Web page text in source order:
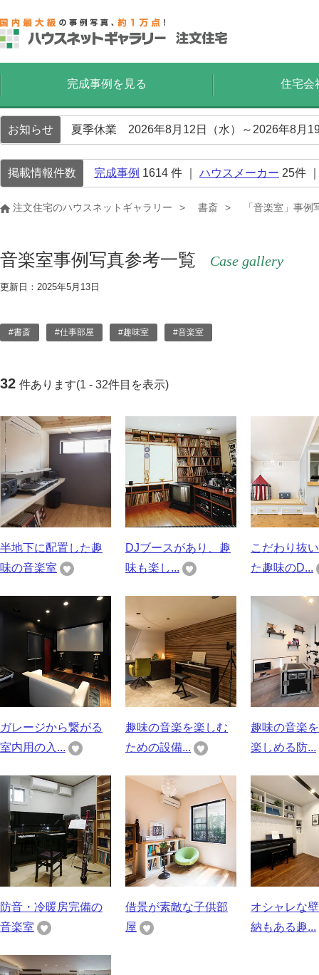
完成事例を見る 住宅会
お知らせ 夏季休業 2026年8月12日（水）～2026年8月
掲載情報件数 完成事例 1614 件 ｜ ハウスメーカー 25件
注文住宅のハウスネットギャラリー 書斎 「音楽室」事例
音楽室事例写真参考一覧 Case gallery
更新日：2025年5月13日
#書斎 #仕事部屋 #趣味室 #音楽室
32 件あります(1 - 32件目を表示)
半地下に配置した趣
味の音楽室
DJブースがあり、趣
味も楽し...
こだわり抜
た趣味のD...
ガレージから繋がる
室内用の入...
趣味の音楽を楽しむ
ための設備...
趣味の音楽
楽しめる防...
防音・冷暖房完備の
音楽室
借景が素敵な子供部
屋
オシャレな
納もある趣...